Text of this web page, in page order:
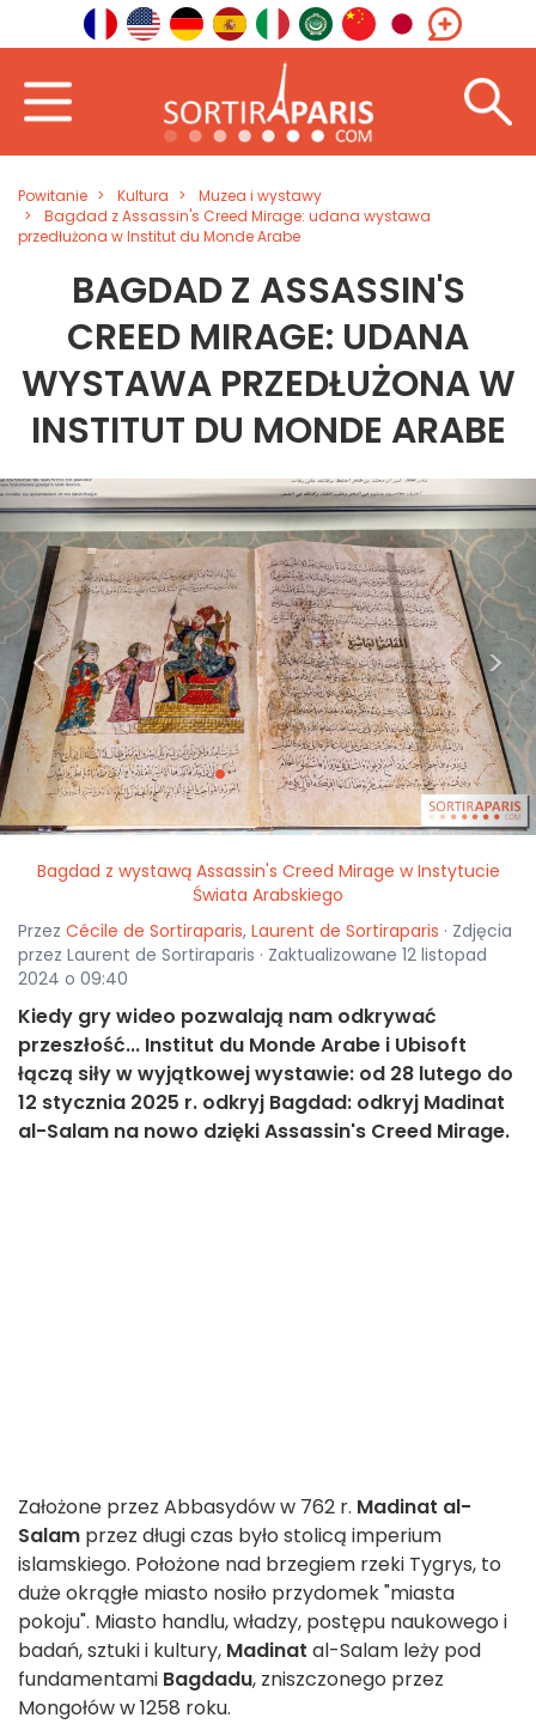
Powitanie Kultura
Muzea i wystawy
Bagdad z Assassin's Creed Mirage: udana wystawa
przedłużona w Institut du Monde Arabe
BAGDAD Z ASSASSIN'S
CREED MIRAGE: UDANA
WYSTAWA PRZEDŁUŻONA W
INSTITUT DU MONDE ARABE
< >
Bagdad z wystawą Assassin's Creed Mirage w Instytucie
Świata Arabskiego
Przez Cécile de Sortiraparis, Laurent de Sortiraparis · Zdjęcia
przez Laurent de Sortiraparis · Zaktualizowane 12 listopad
2024 o 09:40
Kiedy gry wideo pozwalają nam odkrywać
przeszłość... Institut du Monde Arabe i Ubisoft
łączą siły w wyjątkowej wystawie: od 28 lutego do
12 stycznia 2025 r. odkryj Bagdad: odkryj Madinat
al-Salam na nowo dzięki Assassin's Creed Mirage.
Założone przez Abbasydów w 762 r. Madinat al-
Salam przez długi czas było stolicą imperium
islamskiego. Położone nad brzegiem rzeki Tygrys, to
duże okrągłe miasto nosiło przydomek "miasta
pokoju". Miasto handlu, władzy, postępu naukowego i
badań, sztuki i kultury, Madinat al-Salam leży pod
fundamentami Bagdadu, zniszczonego przez
Mongołów w 1258 roku.